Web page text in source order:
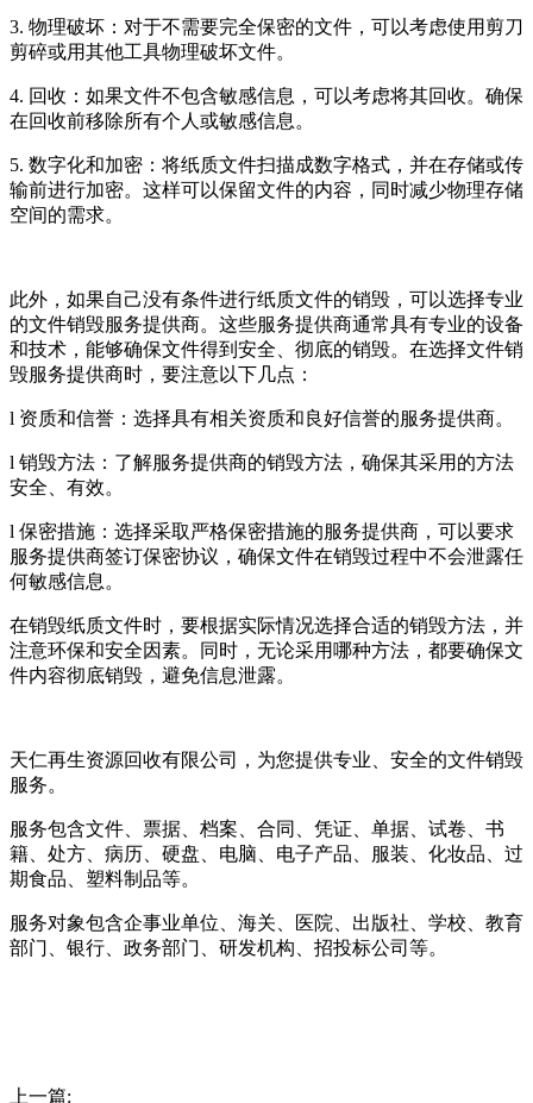
3. 物理破坏：对于不需要完全保密的文件，可以考虑使用剪刀
剪碎或用其他工具物理破坏文件。
4. 回收：如果文件不包含敏感信息，可以考虑将其回收。确保
在回收前移除所有个人或敏感信息。
5. 数字化和加密：将纸质文件扫描成数字格式，并在存储或传
输前进行加密。这样可以保留文件的内容，同时减少物理存储
空间的需求。
此外，如果自己没有条件进行纸质文件的销毁，可以选择专业
的文件销毁服务提供商。这些服务提供商通常具有专业的设备
和技术，能够确保文件得到安全、彻底的销毁。在选择文件销
毁服务提供商时，要注意以下几点：
l 资质和信誉：选择具有相关资质和良好信誉的服务提供商。
l 销毁方法：了解服务提供商的销毁方法，确保其采用的方法
安全、有效。
l 保密措施：选择采取严格保密措施的服务提供商，可以要求
服务提供商签订保密协议，确保文件在销毁过程中不会泄露任
何敏感信息。
在销毁纸质文件时，要根据实际情况选择合适的销毁方法，并
注意环保和安全因素。同时，无论采用哪种方法，都要确保文
件内容彻底销毁，避免信息泄露。
天仁再生资源回收有限公司，为您提供专业、安全的文件销毁
服务。
服务包含文件、票据、档案、合同、凭证、单据、试卷、书
籍、处方、病历、硬盘、电脑、电子产品、服装、化妆品、过
期食品、塑料制品等。
服务对象包含企事业单位、海关、医院、出版社、学校、教育
部门、银行、政务部门、研发机构、招投标公司等。
上一篇: